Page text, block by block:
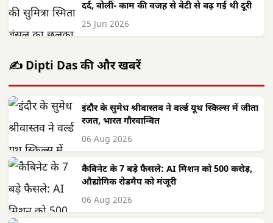
दर्द, बोलीं- काम की वजह से बेटी से बढ़ गई थी दूरी
25 Jun 2026
✍️ Dipti Das की और खबरें
इंदौर के सुमेध श्रीवास्तव ने वर्ल्ड यूथ स्किल्स में जीता
रजत, भारत गौरवान्वित
06 Aug 2026
कैबिनेट के 7 बड़े फैसले: AI मिशन को 500 करोड़,
औद्योगिक रोडमैप को मंजूरी
06 Aug 2026